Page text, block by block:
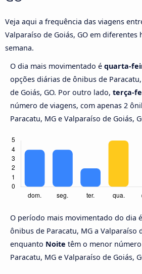
Veja aqui a frequência das viagens
Valparaíso de Goiás, GO em diferentes
semana.
O dia mais movimentado é quarta-
opções diárias de ônibus de
de Goiás, GO. Por outro lado, terça-
número de viagens, com apenas 2
Paracatu, MG e Valparaíso de Goiás,
O período mais movimentado do dia
ônibus de Paracatu, MG a Valparaíso
enquanto Noite têm o menor
Paracatu, MG e Valparaíso de Goiás,